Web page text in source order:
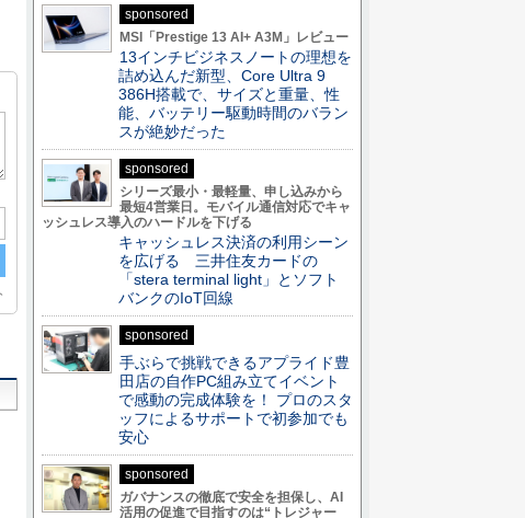
sponsored
MSI「Prestige 13 AI+ A3M」レビュー
13インチビジネスノートの理想を
詰め込んだ新型、Core Ultra 9
386H搭載で、サイズと重量、性
能、バッテリー駆動時間のバラン
スが絶妙だった
sponsored
シリーズ最小・最軽量、申し込みから
最短4営業日。モバイル通信対応でキャ
ッシュレス導入のハードルを下げる
キャッシュレス決済の利用シーン
を広げる 三井住友カードの
「stera terminal light」とソフト
バンクのIoT回線
sponsored
手ぶらで挑戦できるアプライド豊
田店の自作PC組み立てイベント
で感動の完成体験を！ プロのスタ
ッフによるサポートで初参加でも
安心
sponsored
ガバナンスの徹底で安全を担保し、AI
活用の促進で目指すのは“トレジャー